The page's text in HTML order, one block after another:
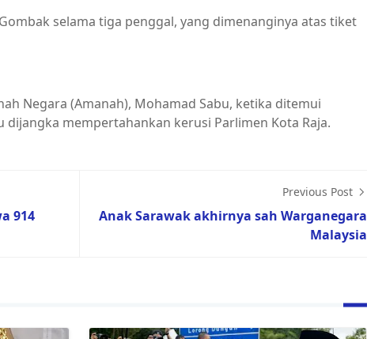
selama tiga penggal, yang dimenanginya atas tiket
Negara (Amanah), Mohamad Sabu, ketika ditemui
mempertahankan kerusi Parlimen Kota Raja.
914
Previous Post
Anak Sarawak akhirnya sah Warganegara
Malaysia